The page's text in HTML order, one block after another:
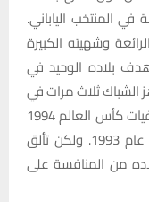
في المنتخب الياباني.
وشهيته الكبيرة
بلاده الوحيد في
الشباك ثلاث مرات في
ثلاث مباريات متتالية في الدور الحاسم لتصفيات كأس العالم 1994
FIFA والذي أقيم في تشرين الأول/أكتوبر عام 1993. ولكن تألق
من المنافسة على